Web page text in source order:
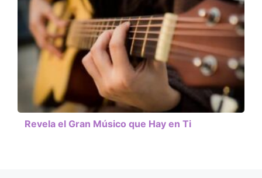
Revela el Gran Músico que Hay en Ti